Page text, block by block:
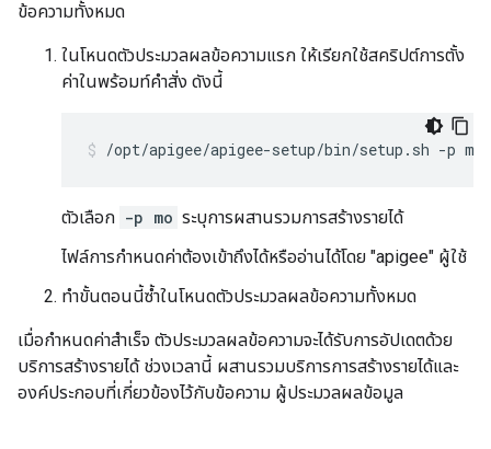
ข้อความทั้งหมด
ในโหนดตัวประมวลผลข้อความแรก ให้เรียกใช้สคริปต์การตั้ง
ค่าในพร้อมท์คำสั่ง ดังนี้
/opt/apigee/apigee-setup/bin/setup.sh -p
ตัวเลือก -p mo ระบุการผสานรวมการสร้างรายได้
ไฟล์การกำหนดค่าต้องเข้าถึงได้หรืออ่านได้โดย "apigee" ผู้ใช้
ทำขั้นตอนนี้ซ้ำในโหนดตัวประมวลผลข้อความทั้งหมด
เมื่อกำหนดค่าสำเร็จ ตัวประมวลผลข้อความจะได้รับการอัปเดตด้วย
บริการสร้างรายได้ ช่วงเวลานี้ ผสานรวมบริการการสร้างรายได้และ
องค์ประกอบที่เกี่ยวข้องไว้กับข้อความ ผู้ประมวลผลข้อมูล